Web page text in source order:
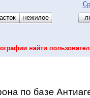
нежилое
найти
по базе